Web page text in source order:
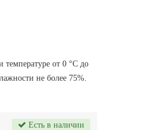
температуре от 0 °С до
не более 75%.
Есть в наличии